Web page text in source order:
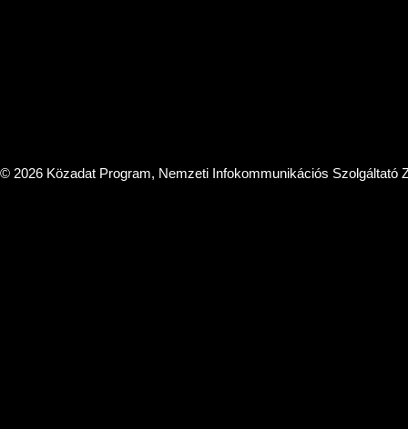
© 2026 Közadat Program, Nemzeti Infokommunikációs Szolgáltató